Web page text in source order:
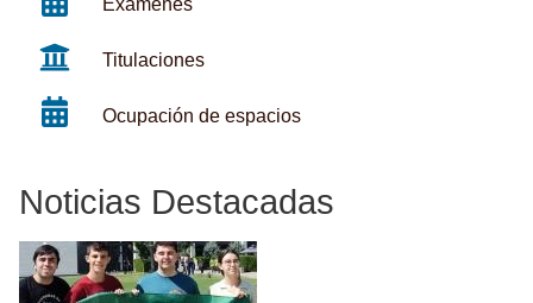
Exámenes
Titulaciones
Ocupación de espacios
Noticias Destacadas